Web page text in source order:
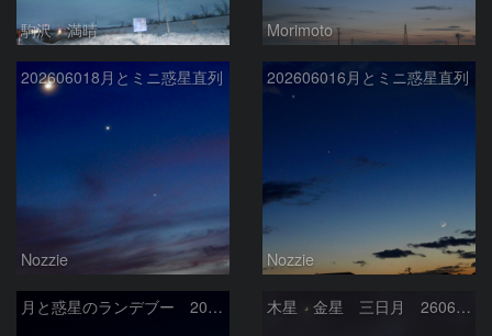
駒沢 満晴 Morimoto
202606018月とミニ惑星直列
Nozzie
202606016月とミニ惑星直列
Nozzie
月と惑星のランデブー 2026/06/19 木星 金星 三日月 260618